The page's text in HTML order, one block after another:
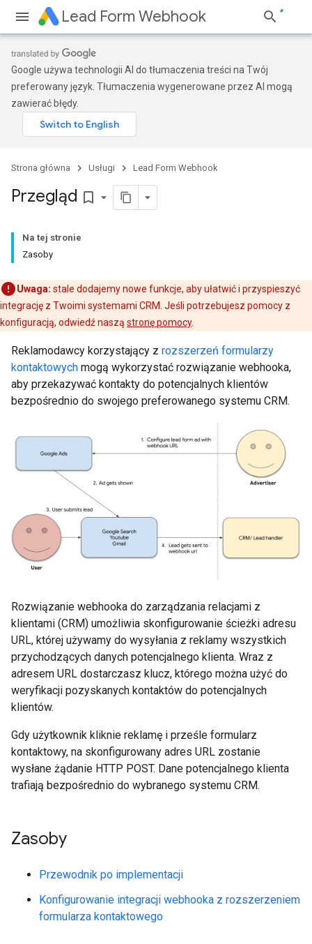
Lead Form Webhook
Google używa technologii AI do tłumaczenia treści na Twój
preferowany język. Tłumaczenia wygenerowane przez AI mogą
zawierać błędy.
Strona główna Usługi Lead Form Webhook
Przegląd bookmark_border
Na tej stronie
Zasoby
Uwaga: stale dodajemy nowe funkcje, aby ułatwić i przyspieszyć
integrację z Twoimi systemami CRM. Jeśli potrzebujesz pomocy z
konfiguracją, odwiedź naszą stronę pomocy.
Reklamodawcy korzystający z rozszerzeń formularzy
kontaktowych mogą wykorzystać rozwiązanie webhooka,
aby przekazywać kontakty do potencjalnych klientów
bezpośrednio do swojego preferowanego systemu CRM.
Rozwiązanie webhooka do zarządzania relacjami z
klientami (CRM) umożliwia skonfigurowanie ścieżki adresu
URL, której używamy do wysyłania z reklamy wszystkich
przychodzących danych potencjalnego klienta. Wraz z
adresem URL dostarczasz klucz, którego można użyć do
weryfikacji pozyskanych kontaktów do potencjalnych
klientów.
Gdy użytkownik kliknie reklamę i prześle formularz
kontaktowy, na skonfigurowany adres URL zostanie
wysłane żądanie HTTP POST. Dane potencjalnego klienta
trafiają bezpośrednio do wybranego systemu CRM.
Zasoby
Przewodnik po implementacji
Konfigurowanie integracji webhooka z rozszerzeniem
formularza kontaktowego